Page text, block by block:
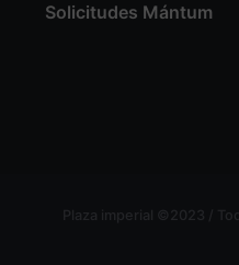
Solicitudes Mántum
Plaza imperial ©2023 /